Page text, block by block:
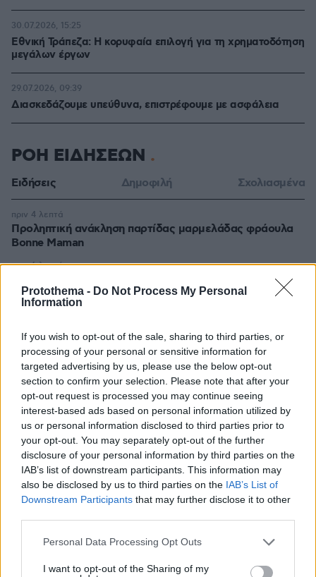
Protothema - Do Not Process My Personal
Information
If you wish to opt-out of the sale, sharing to third parties, or
processing of your personal or sensitive information for
targeted advertising by us, please use the below opt-out
section to confirm your selection. Please note that after your
opt-out request is processed you may continue seeing
interest-based ads based on personal information utilized by
us or personal information disclosed to third parties prior to
your opt-out. You may separately opt-out of the further
disclosure of your personal information by third parties on the
IAB’s list of downstream participants. This information may
also be disclosed by us to third parties on the IAB’s List of
Downstream Participants that may further disclose it to other
Please note that this website/app uses one or more Google
not limited to your visit or usage behaviour. You may click to
Personal Data Processing Opt Outs
I want to opt-out of the Sharing of my
Εθνική Τράπεζα: Η κορυφαία επιλογή για τη χρηματοδότηση
μεγάλων έργων
30.07.2026, 15:25
Διασκεδάζουμε υπεύθυνα, επιστρέφουμε με ασφάλεια
29.07.2026, 09:39
ΡΟΗ ΕΙΔΗΣΕΩΝ
Ειδήσεις Δημοφιλή Σχολιασμένα
Προληπτική ανάκληση παρτίδας μαρμελάδας φράουλα
Bonne Maman
πριν 4 λεπτά
Δοκιμάζουμε το SYM Joymax Z3i - Πόσο κοστίζει στην
Ελλάδα;
πριν 6 λεπτά
Τελικά τι είναι το κουσκούς: Δημητριακό ή ζυμαρικό;
Το κόλπο για να ανοίγουν και να κλείνουν εύκολα τα
πλαστικά μπουκάλια με το νερό
πριν 8 λεπτά
Πώς η Πυροσβεστική διέσωσε πολίτες στη μεγάλη
φωτιά της Αττικοβοιωτίας, περισσότερα από 250 άτομα
απομακρύνθηκαν δια θαλάσσης, φωτογραφίες και
βίντεο
πριν 9 λεπτά
Ανάλυση: Γιατί ο αρχηγός των αμερικανικών Ενόπλων
μια νέα κλιμάκωση και οι ελλείψεις σε πυρομαχικά
πριν 11 λεπτά
Τέσσερις συλλήψεις για ναρκωτικά σε Κέρκυρα και
πριν 13 λεπτά